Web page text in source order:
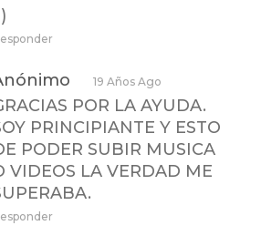
19 Años Ago
POR LA AYUDA.
PRINCIPIANTE Y ESTO
PODER SUBIR MUSICA
VIDEOS LA VERDAD ME